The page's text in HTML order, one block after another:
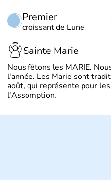
Premier
croissant de Lune
Sainte Marie
Nous fêtons les MARIE.
l'année. Les Marie sont
août, qui représente pour
l'Assomption.